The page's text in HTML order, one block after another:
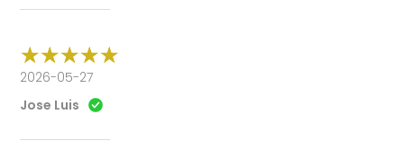
2026-05-27
Jose Luis